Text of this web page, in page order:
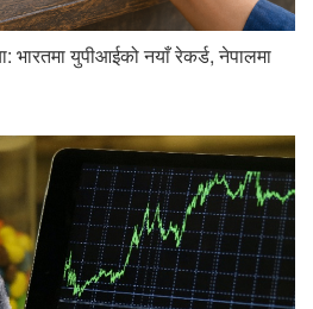
भारतमा युपीआईको नयाँ रेकर्ड, नेपालमा